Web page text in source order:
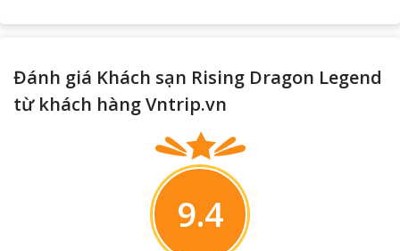
Đánh giá Khách sạn Rising Dragon Legend
từ khách hàng Vntrip.vn
9.4